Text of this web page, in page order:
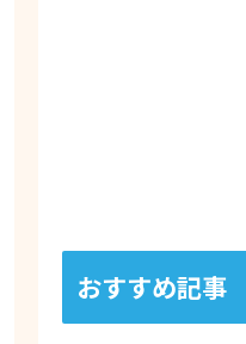
おすすめ記事